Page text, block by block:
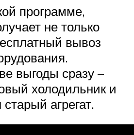
программе,
не только
вывоз
выгоды сразу –
холодильник и
агрегат.